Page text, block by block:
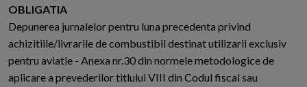
OBLIGATIA
Depunerea jurnalelor pentru luna precedenta privind
achizitiile/livrarile de combustibil destinat utilizarii exclusiv
pentru aviatie - Anexa nr.30 din normele metodologice de
aplicare a prevederilor titlului VIII din Codul fiscal sau